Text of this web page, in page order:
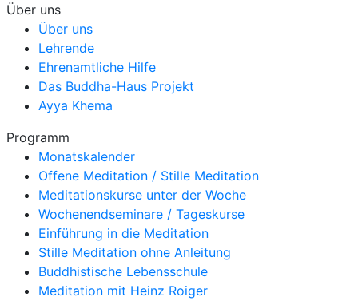
Über uns
Über uns
Lehrende
Ehrenamtliche Hilfe
Das Buddha-Haus Projekt
Ayya Khema
Programm
Monatskalender
Offene Meditation / Stille Meditation
Meditationskurse unter der Woche
Wochenendseminare / Tageskurse
Einführung in die Meditation
Stille Meditation ohne Anleitung
Buddhistische Lebensschule
Meditation mit Heinz Roiger